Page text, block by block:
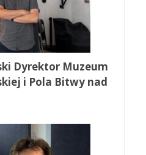
Dyrektor Muzeum
i Pola Bitwy nad